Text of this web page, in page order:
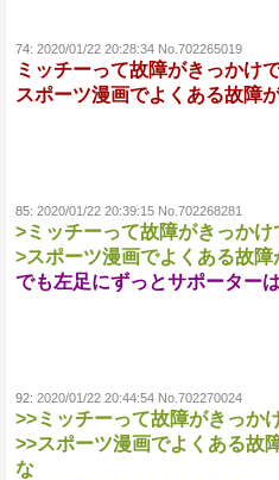
74: 2020/01/22 20:28:34 No.702265019
ミッチーって故障がきっかけ
スポーツ漫画でよくある故障
85: 2020/01/22 20:39:15 No.702268281
>ミッチーって故障がきっか
>スポーツ漫画でよくある故
でも左足にずっとサポーター
92: 2020/01/22 20:44:54 No.702270024
>>ミッチーって故障がきっか
>>スポーツ漫画でよくある故
な